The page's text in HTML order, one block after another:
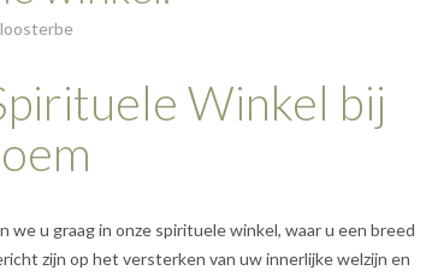
Winkel bij
we u graag in onze spirituele winkel, waar u een breed
zijn op het versterken van uw innerlijke welzijn en